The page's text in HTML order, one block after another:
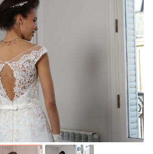
04 70 03 87
Restez
Inscription